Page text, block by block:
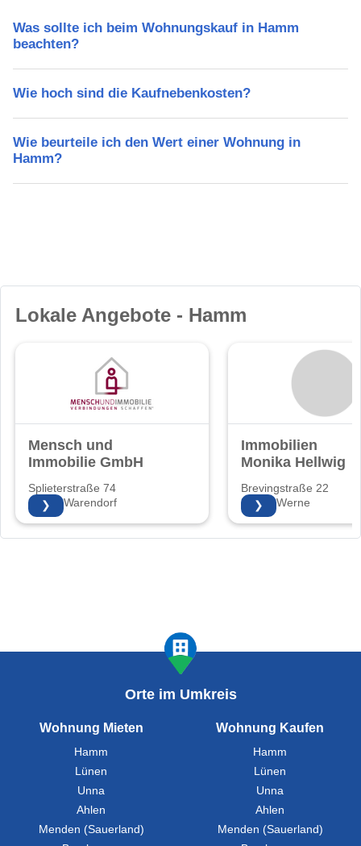
Was sollte ich beim Wohnungskauf in Hamm
beachten?
Wie hoch sind die Kaufnebenkosten?
Wie beurteile ich den Wert einer Wohnung in
Hamm?
Lokale Angebote - Hamm
Mensch und
Immobilie GmbH
Splieterstraße 74
48231 Warendorf
❯
Immobilien
Monika Hellwig
Brevingstraße 22
59368 Werne
❯
Orte im Umkreis
Wohnung Mieten
Hamm
Lünen
Unna
Ahlen
Menden (Sauerland)
Wohnung Kaufen
Hamm
Lünen
Unna
Ahlen
Menden (Sauerland)